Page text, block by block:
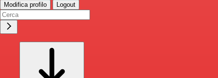
Modifica profilo Logout